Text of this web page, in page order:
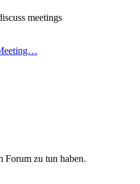
meetings
Forum zu tun haben.